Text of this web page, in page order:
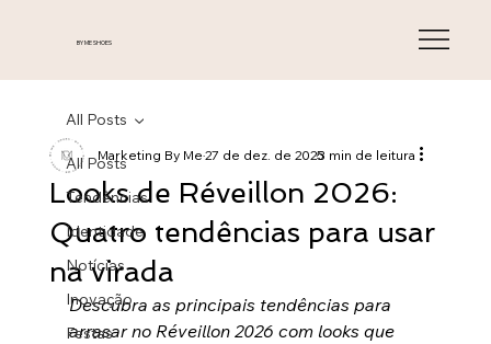
BY ME SHOES
All Posts
Tendências
Identidade
Notícias
Inovação
Festas
All Posts
Looks de Réveillon 2026:
Quatro tendências para usar
na virada
Marketing By Me27 de dez. de 20253 min de leitura
Descubra as principais tendências para
arrasar no Réveillon 2026 com looks que